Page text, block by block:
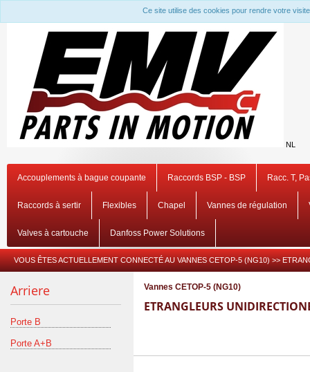
Ce site utilise des cookies pour rendre votre
NL
Accouplements à bague coupante Raccords BSP - BSP Racc. T,
Raccords à sertir Flexibles Chapel Vannes de régulation
Valves à cartouche Danfoss Power Solutions
VOUS ÊTES ACTUELLEMENT CONNECTÉ AU VANNES CETOP-5 (NG10)>>
Arriere
Porte B
Porte A+B
Vannes CETOP-5 (NG10)
ETRANGLEURS